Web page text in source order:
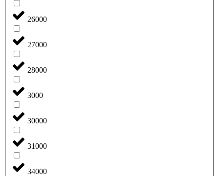
26000
27000
28000
3000
30000
31000
34000